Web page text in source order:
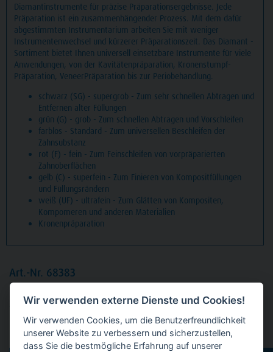
Art.-Nr. 68383
Packung
5 Diamanten grün grob, FG, Figur 289 Torpedo
zylindrisch, Kopflänge: 8 mm, ISO 010
Produktvarianten:
Diamantinstrumente für präzise Präparationsergebnisse. Jede
Präparation ist ein zusammenhängender Prozess. Mit dem dafür
abgestimmten Instrumentarium arbeiten Sie mit weniger
Instrumentenwechsel und kürzerer Präparationszeit. Das Diamant -
Sortiment bietet Ihnen universell einsetzbare Instrumente für viele
Anwendungen, von der Kavitätenpräparation, Kronenstumpf-
Präparation, VeneerPräparation bis zur Periobehandlung.
schwarz (SG) - supergrob - Zum sehr schnellen Abtragen und
Entfernen alter Füllungen
grün (G) - grob - Zum schnellen Abtragen und Vorschleifen
farblos - Standard - Zum universellen Beschleifen der
Zahnsubstanz
rot (F) - fein - Zum Feinschleifen von vorpräparierten
Zahnoberflächen
gelb (C) - superfein - Zum Finieren von Kompositfüllungen
und Füllungsrändern
weiß (UF) - ultrafein - Zum Glätten von Kompositen,
Kompomeren und anderen Materialien
Kronenpräparation
Wir verwenden externe Dienste und Cookies!
Wir verwenden Cookies, um die Benutzerfreundlichkeit
unserer Website zu verbessern und sicherzustellen,
dass Sie die bestmögliche Erfahrung auf unserer